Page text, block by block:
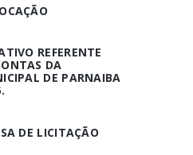
REFERENTE
DA
DE PARNAIBA
DE LICITAÇÃO